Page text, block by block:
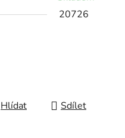
20726
Hlídat Sdílet